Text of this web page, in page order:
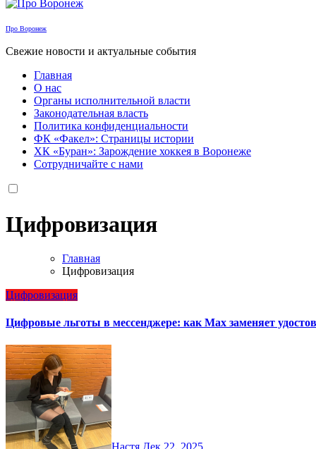
Про Воронеж
Свежие новости и актуальные события
Главная
О нас
Органы исполнительной власти
Законодательная власть
Политика конфиденциальности
ФК «Факел»: Страницы истории
ХК «Буран»: Зарождение хоккея в Воронеже
Сотрудничайте с нами
Цифровизация
Главная
Цифровизация
Цифровизация
Цифровые льготы в мессенджере: как Max заменяет
Настя Дек 22, 2025